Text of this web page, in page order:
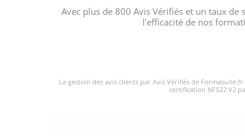
Avec plus de 800 Avis Vérifiés et un taux
l'efficacité de nos
La gestion des avis clients par Avis Vérifiés de
certification NF522 V2